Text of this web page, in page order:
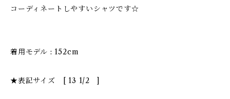
コーディネートしやすいシャツです☆
着用モデル : 152cm
★表記サイズ [ 13 1/2 ]